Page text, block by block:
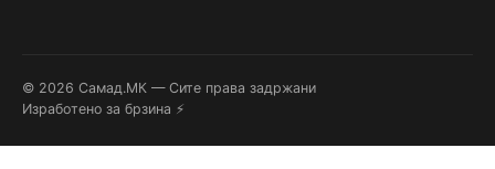
© 2026 Самад.МК — Сите права задржани
Изработено за брзина ⚡